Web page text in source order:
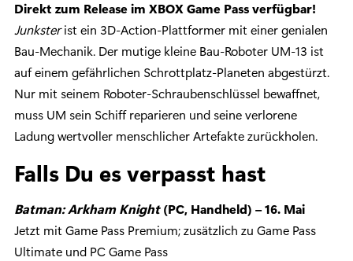
Direkt zum Release im XBOX Game Pass verfügbar!
Junksterist ein 3D-Action-Plattformer mit einer genialen
Bau-Mechanik. Der mutige kleine Bau-Roboter UM-13 ist
auf einem gefährlichen Schrottplatz-Planeten abgestürzt.
Nur mit seinem Roboter-Schraubenschlüssel bewaffnet,
muss UM sein Schiff reparieren und seine verlorene
Ladung wertvoller menschlicher Artefakte zurückholen.
Falls Du es verpasst hast
Batman: Arkham Knight(PC, Handheld) – 16. Mai
Jetzt mit Game Pass Premium; zusätzlich zu Game Pass
Ultimate und PC Game Pass